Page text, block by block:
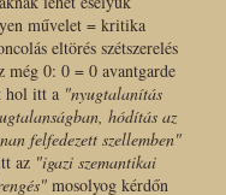
művelet = kritika
eltörés szétszerelés
még 0: 0 = 0 avantgarde
hol itt a "nyugtalanítás
hódítás az
felfedezett szellemben"
az "igazi szemantikai
mosolyog kérdőn